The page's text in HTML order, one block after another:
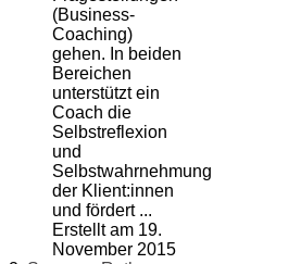
(Business-
Coaching)
gehen. In beiden
Bereichen
unterstützt ein
Coach die
Selbstreflexion
und
Selbstwahrnehmung
der Klient:innen
und fördert ...
Erstellt am 19.
November 2015